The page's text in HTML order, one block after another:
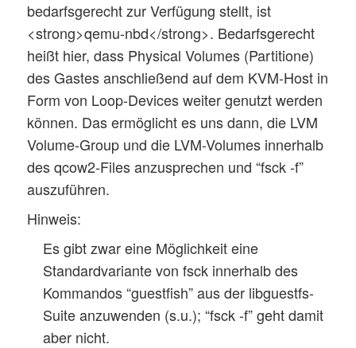
bedarfsgerecht zur Verfügung stellt, ist
<strong>qemu-nbd</strong>. Bedarfsgerecht
heißt hier, dass Physical Volumes (Partitione)
des Gastes anschließend auf dem KVM-Host in
Form von Loop-Devices weiter genutzt werden
können. Das ermöglicht es uns dann, die LVM
Volume-Group und die LVM-Volumes innerhalb
des qcow2-Files anzusprechen und “fsck -f”
auszuführen.
Hinweis:
Es gibt zwar eine Möglichkeit eine
Standardvariante von fsck innerhalb des
Kommandos “guestfish” aus der libguestfs-
Suite anzuwenden (s.u.); “fsck -f” geht damit
aber nicht.